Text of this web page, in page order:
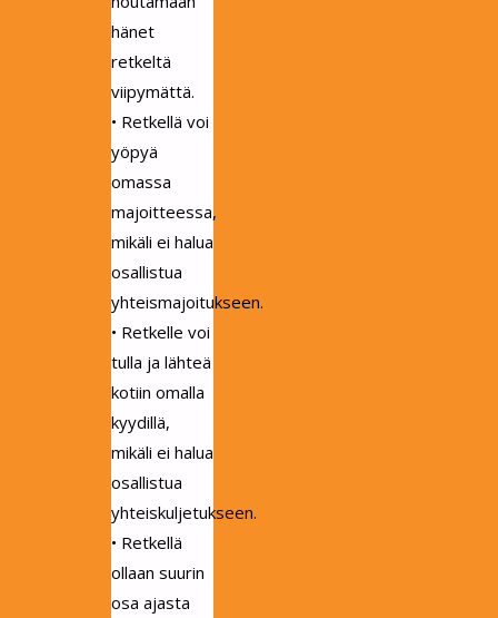
hänet
retkeltä
viipymättä.
• Retkellä voi
yöpyä
omassa
majoitteessa,
mikäli ei halua
osallistua
yhteismajoitukseen.
• Retkelle voi
tulla ja lähteä
kotiin omalla
kyydillä,
mikäli ei halua
osallistua
yhteiskuljetukseen.
• Retkellä
ollaan suurin
osa ajasta